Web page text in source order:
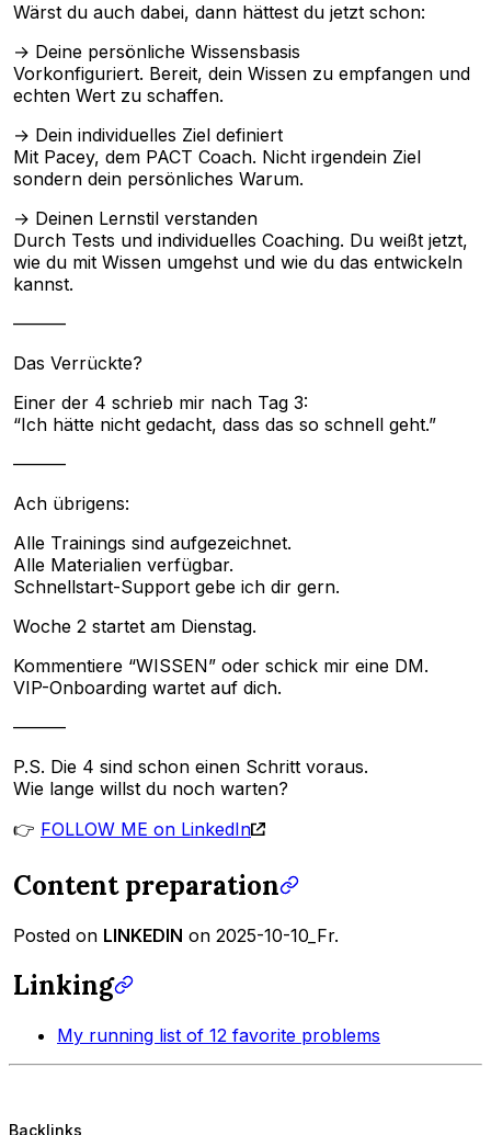
Wärst du auch dabei, dann hättest du jetzt schon:
→ Deine persönliche Wissensbasis
Vorkonfiguriert. Bereit, dein Wissen zu empfangen und
echten Wert zu schaffen.
→ Dein individuelles Ziel definiert
Mit Pacey, dem PACT Coach. Nicht irgendein Ziel
sondern dein persönliches Warum.
→ Deinen Lernstil verstanden
Durch Tests und individuelles Coaching. Du weißt jetzt,
wie du mit Wissen umgehst und wie du das entwickeln
kannst.
———
Das Verrückte?
Einer der 4 schrieb mir nach Tag 3:
“Ich hätte nicht gedacht, dass das so schnell geht.”
———
Ach übrigens:
Alle Trainings sind aufgezeichnet.
Alle Materialien verfügbar.
Schnellstart-Support gebe ich dir gern.
Woche 2 startet am Dienstag.
Kommentiere “WISSEN” oder schick mir eine DM.
VIP-Onboarding wartet auf dich.
———
P.S. Die 4 sind schon einen Schritt voraus.
Wie lange willst du noch warten?
👉 FOLLOW ME on LinkedIn
Content preparation
Posted on LINKEDIN on 2025-10-10_Fr.
Linking
My running list of 12 favorite problems
Backlinks